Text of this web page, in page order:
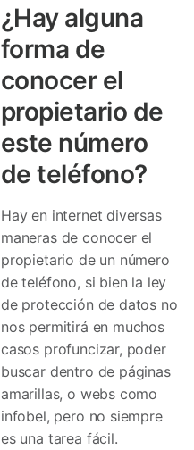
¿Hay alguna
forma de
conocer el
propietario de
este número
de teléfono?
Hay en internet diversas
maneras de conocer el
propietario de un número
de teléfono, si bien la ley
de protección de datos no
nos permitirá en muchos
casos profuncizar, poder
buscar dentro de páginas
amarillas, o webs como
infobel, pero no siempre
es una tarea fácil.